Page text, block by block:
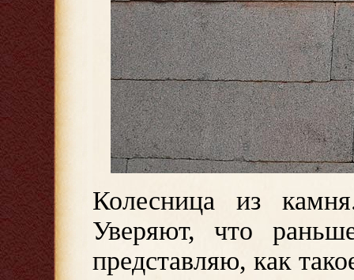
Колесница из
Уверяют, что
представляю, как